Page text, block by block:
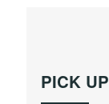
PICK UP